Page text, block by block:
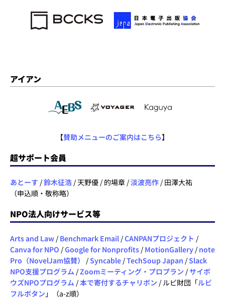
アイアン
【賛助メニューのご案内はこちら】
超サポート会員
あとーす /鈴木征浩 / 天野優 / 的場章 /淡波亮作 / 田澤大祐
（申込順・敬称略）
NPO法人向けサービス等
Arts and Law / Benchmark Email /CANPANプロジェクト /
Canva for NPO /Google for Nonprofits / MotionGallery / note
Pro（NovelJam協賛）
/Syncable /TechSoup Japan /Slack
NPO支援プログラム /Zoomミーティング・プロプラン /サイボ
ウズNPOプログラム /本で寄付するチャリボン / ルビ財団「ルビ
フルボタン 」（a-z順）